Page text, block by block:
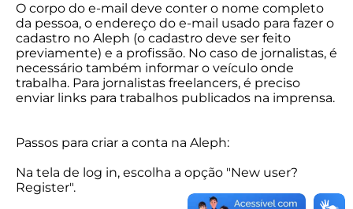
O corpo do e-mail deve conter o nome completo
da pessoa, o endereço do e-mail usado para fazer o
cadastro no Aleph (o cadastro deve ser feito
previamente) e a profissão. No caso de jornalistas, é
necessário também informar o veículo onde
trabalha. Para jornalistas freelancers, é preciso
enviar links para trabalhos publicados na imprensa.
Passos para criar a conta na Aleph:
Na tela de log in, escolha a opção "New user?
Register".